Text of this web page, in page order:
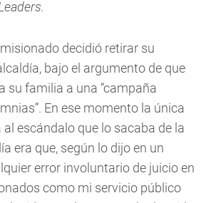
decidió retirar su
bajo el argumento de que
su familia a una “campaña
En ese momento la única
escándalo que lo sacaba de la
era que, según lo dijo en un
error involuntario de juicio en
como mi servicio público